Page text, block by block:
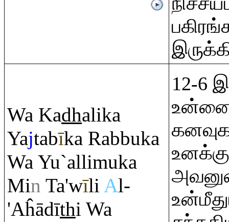
Wa Kadhalika
Yajtabīka Rabbuka
Wa Yu`allimuka
Min Ta'wīli Al-
'Aĥādīthi Wa
12-6